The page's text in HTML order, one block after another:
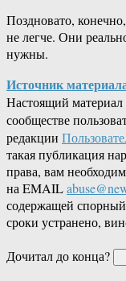
Поздновато,
не легче. Они
нужны.
Источник
Настоящий материал
сообществе
редакции
такая публикация
права, вам
на EMAIL
содержащей
сроки устранено,
Дочитал до конца?